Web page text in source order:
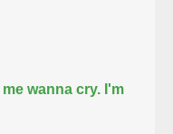
wanna cry. I'm